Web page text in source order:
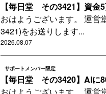
【毎日堂 その3421】資金
おはようございます。 運営
3421)をお送りします...
2026.08.07
サポートメンバー限定
【毎日堂 その3420】AIに